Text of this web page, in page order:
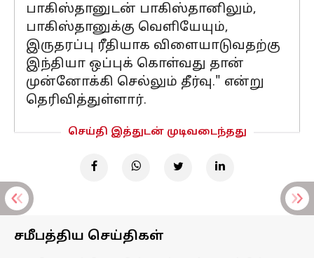
பாகிஸ்தானுடன் பாகிஸ்தானிலும்,
பாகிஸ்தானுக்கு வெளியேயும்,
இருதரப்பு ரீதியாக விளையாடுவதற்கு
இந்தியா ஒப்புக் கொள்வது தான்
முன்னோக்கி செல்லும் தீர்வு." என்று
தெரிவித்துள்ளார்.
செய்தி இத்துடன் முடிவடைந்தது
சமீபத்திய செய்திகள்